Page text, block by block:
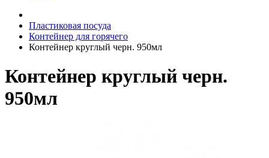
Пластиковая посуда
Контейнер для горячего
Контейнер круглый черн. 950мл
Контейнер круглый черн.
950мл